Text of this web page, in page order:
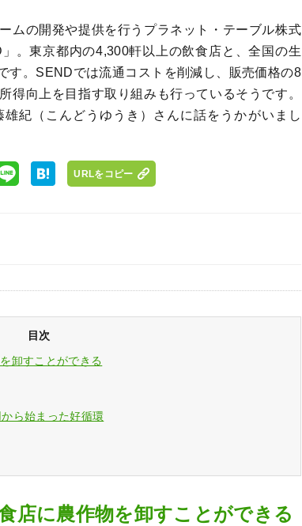
ムの開発や提供を行うプラネット・テーブル株式
。東京都内の4,300軒以上の飲食店と、全国の生
す。SENDでは流通コストを削減し、販売価格の8
得向上を目指す取り組みも行っているそうです。
紀（こんどうゆうき）さんに話をうかがいまし
URLをコピー
目次
卸すことができる
ら始まった好循環
店に農作物を卸すことができる